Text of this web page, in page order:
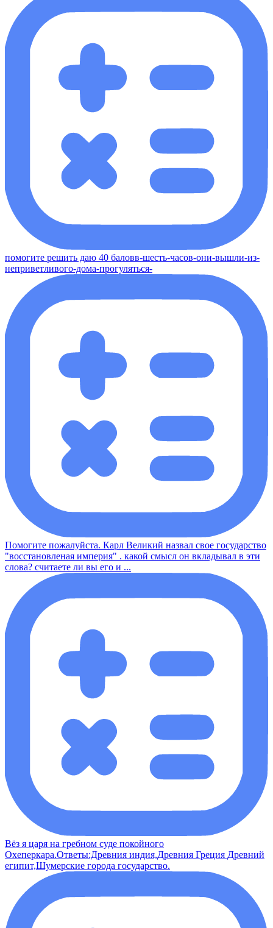
помогите решить даю 40 баловв-шесть-часов-они-вышли-из-
неприветливого-дома-прогуляться-
Помогите пожалуйста. Карл Великий назвал свое государство
"восстановленая империя" . какой смысл он вкладывал в эти
слова? считаете ли вы его и ...
Вёз я царя на гребном суде покойного
Охеперкара.Ответы:Древния индия,Древния Греция Древний
египит,Шумерские города государство.